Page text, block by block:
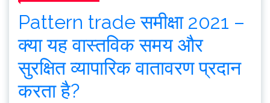
Pattern trade समीक्षा 2021 –
क्या यह वास्तविक समय और
सुरक्षित व्यापारिक वातावरण प्रदान
करता है?